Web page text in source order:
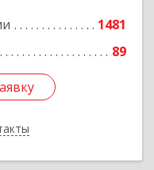
1481
89